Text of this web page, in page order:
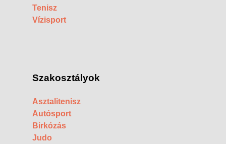
Tenisz
Vízisport
Szakosztályok
Asztalitenisz
Autósport
Birkózás
Judo